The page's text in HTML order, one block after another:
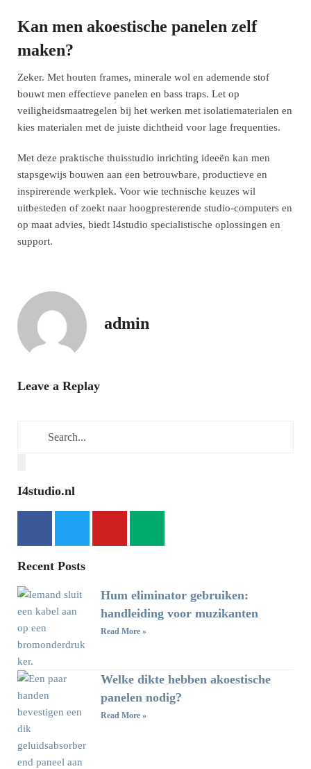
Kan men akoestische panelen zelf
maken?
Zeker. Met houten frames, minerale wol en ademende stof
bouwt men effectieve panelen en bass traps. Let op
veiligheidsmaatregelen bij het werken met isolatiematerialen en
kies materialen met de juiste dichtheid voor lage frequenties.
Met deze praktische thuisstudio inrichting ideeën kan men
stapsgewijs bouwen aan een betrouwbare, productieve en
inspirerende werkplek. Voor wie technische keuzes wil
uitbesteden of zoekt naar hoogpresterende studio-computers en
op maat advies, biedt I4studio specialistische oplossingen en
support.
admin
Leave a Replay
I4studio.nl
Recent Posts
Hum eliminator gebruiken:
handleiding voor muzikanten
Read More »
Welke dikte hebben akoestische
panelen nodig?
Read More »